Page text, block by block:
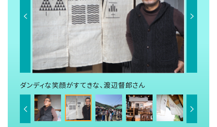
ダンディな笑顔がすてきな、渡辺督郎さん